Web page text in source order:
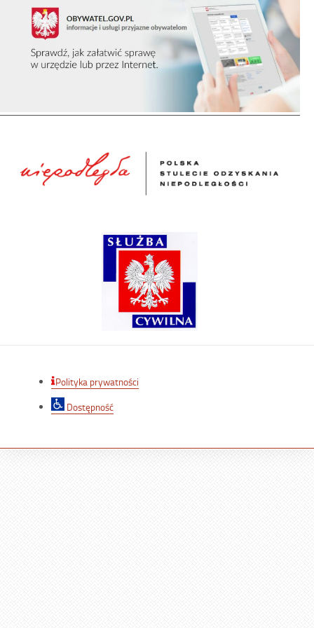
Polityka prywatności
Dostępność